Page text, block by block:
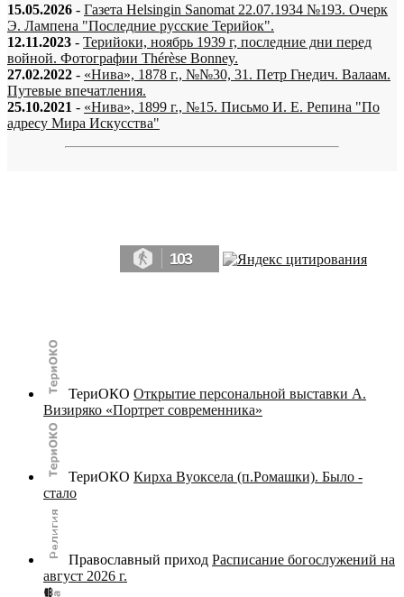
15.05.2026 - Газета Helsingin Sanomat 22.07.1934 №193. Очерк
Э. Лампена "Последние русские Терийок".
12.11.2023 - Терийоки, ноябрь 1939 г, последние дни перед
войной. Фотографии Thérèse Bonney.
27.02.2022 - «Нива», 1878 г., №№30, 31. Петр Гнедич. Валаам.
Путевые впечатления.
25.10.2021 - «Нива», 1899 г., №15. Письмо И. Е. Репина "По
адресу Мира Искусства"
103
ТериОКО Открытие персональной выставки А.
Визиряко «Портрет современника»
ТериОКО Кирха Вуоксела (п.Ромашки). Было -
стало
Православный приход Расписание богослужений на
август 2026 г.